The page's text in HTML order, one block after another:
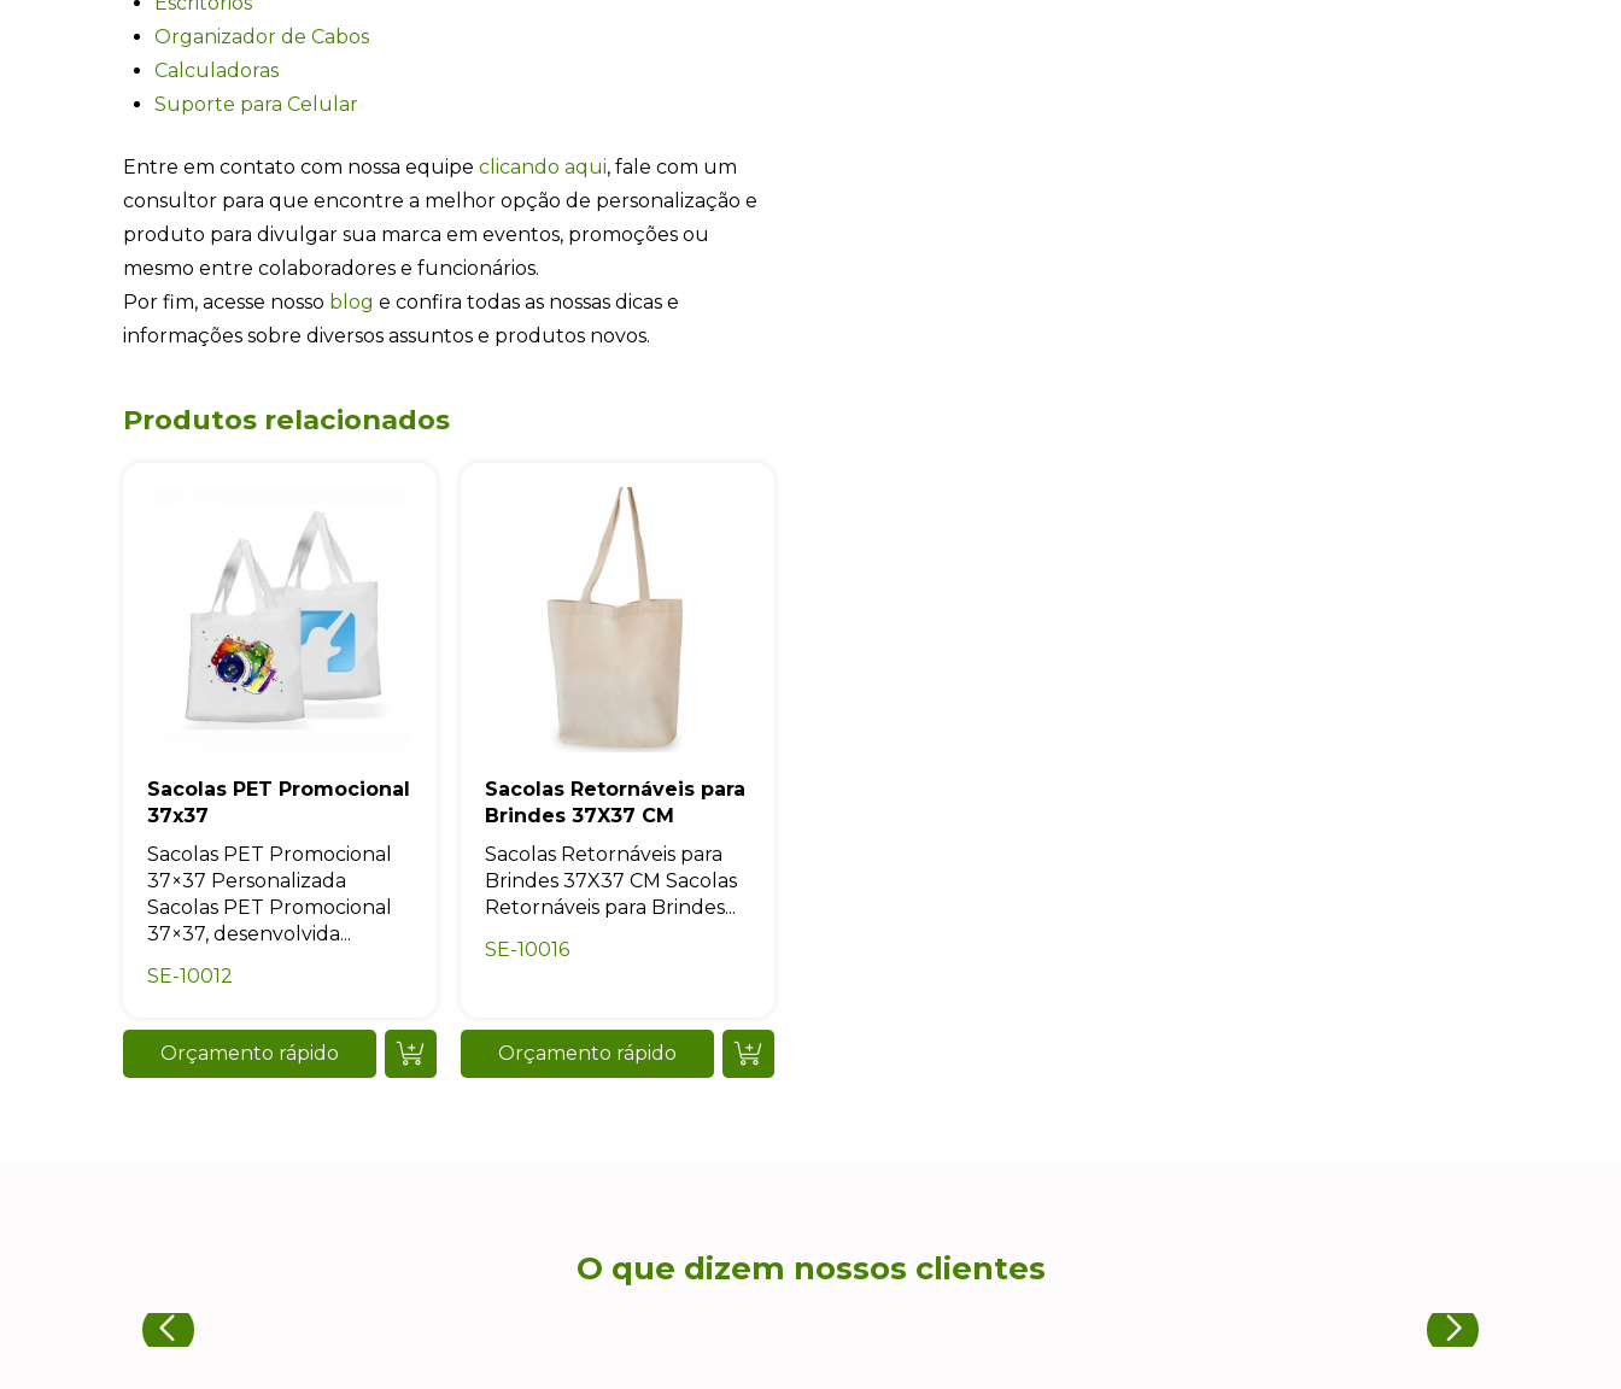
Organizador de Cabos
Calculadoras
Suporte para Celular
Entre em contato com nossa equipe clicando aqui, fale com um
consultor para que encontre a melhor opção de personalização e
produto para divulgar sua marca em eventos, promoções ou
mesmo entre colaboradores e funcionários.
Por fim, acesse nosso blog e confira todas as nossas dicas e
informações sobre diversos assuntos e produtos novos.
Produtos relacionados
Sacolas PET Promocional
37x37
Sacolas PET Promocional
37×37 Personalizada
Sacolas PET Promocional
37×37, desenvolvida...
SE-10012
Orçamento rápido
Sacolas Retornáveis para
Brindes 37X37 CM
Sacolas Retornáveis para
Brindes 37X37 CM Sacolas
Retornáveis para Brindes...
SE-10016
Orçamento rápido
O que dizem nossos clientes
A nossa empresa está comprometida a proteger e respeitar sua
privacidade, utilizaremos seus dados apenas para fins de
marketing. Você pode alterar suas preferências a qualquer
momento.